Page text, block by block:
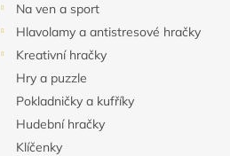
Na ven a sport
Hlavolamy a antistresové hračky
Kreativní hračky
Hry a puzzle
Pokladničky a kufříky
Hudební hračky
Klíčenky